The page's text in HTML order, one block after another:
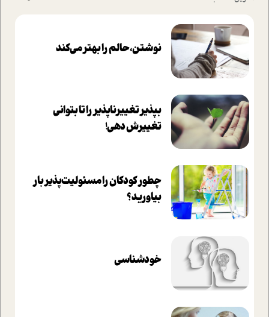
نوشتن، حالم را بهتر می‌کند
بپذير تغييرناپذير را تا بتواني
تغييرش دهي!‏
چطور کودکان را مسئولیت‌پذیر بار
بیاورید؟
خودشناسی